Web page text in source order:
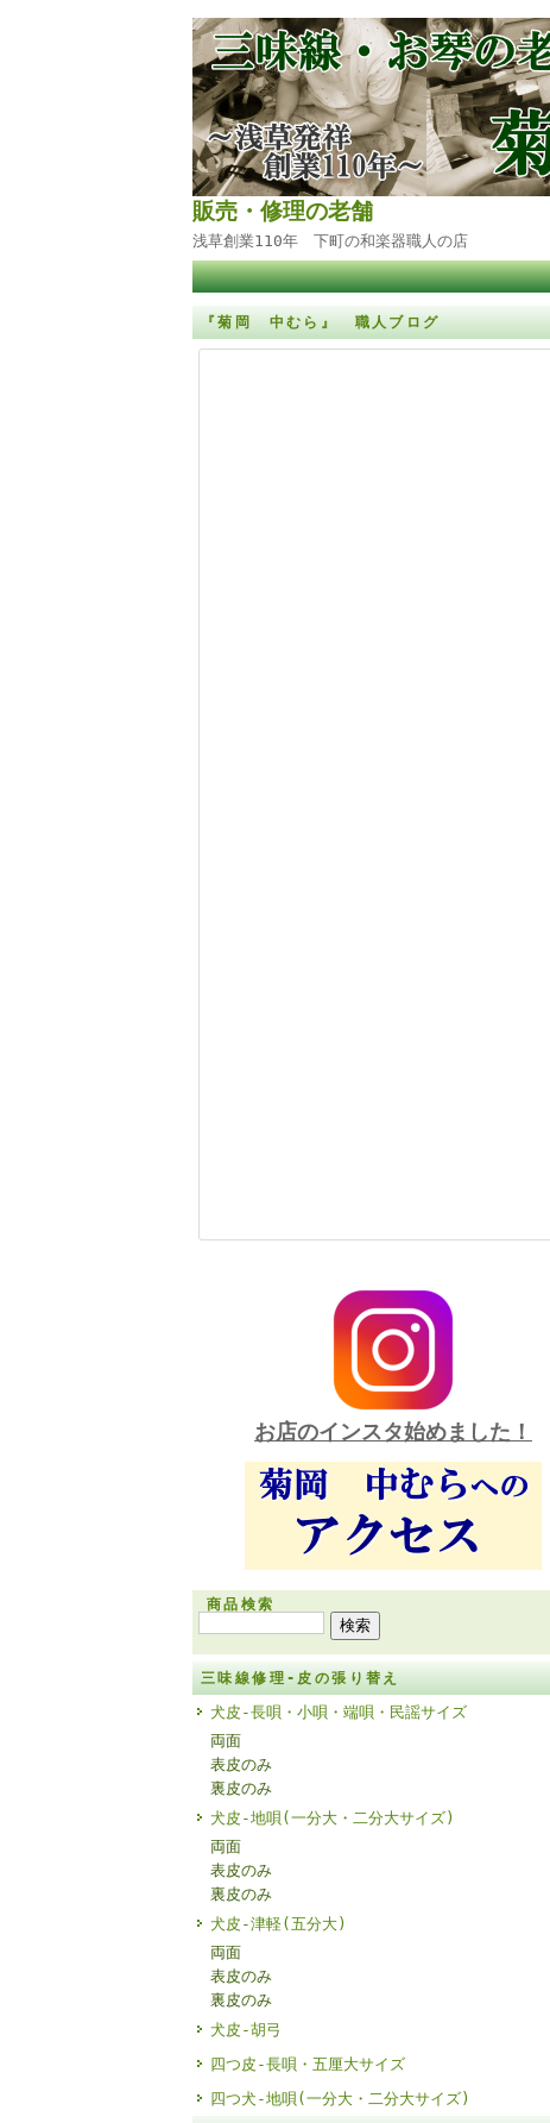
販売・修理の老舗
浅草創業110年 下町の和楽器職人の店
『菊岡 中むら』 職人ブログ
お店のインスタ始めました！
商品検索
三味線修理-皮の張り替え
犬皮-長唄・小唄・端唄・民謡サイズ
両面
表皮のみ
裏皮のみ
犬皮-地唄(一分大・二分大サイズ)
両面
表皮のみ
裏皮のみ
犬皮-津軽(五分大)
両面
表皮のみ
裏皮のみ
犬皮-胡弓
四つ皮-長唄・五厘大サイズ
四つ犬-地唄(一分大・二分大サイズ)